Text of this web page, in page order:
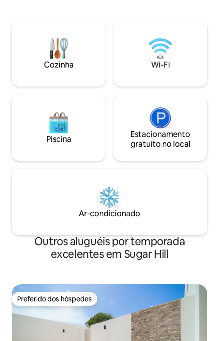
por dia, 7 dias por semana, etc. Nossa
casa acomoda 6 pessoas e uma casa de
campo independente separada
acomoda 2 pessoas - veja as condições
restaurantes e compras isentas de
restaurantes,
Holetown
ou amigos que
conveniência e
Cozinha Wi-Fi
Piscina
Estacionamento
gratuito no local
Ar-condicionado
Outros aluguéis por temporada
excelentes em Sugar Hill
Preferido dos hóspedes
Preferido dos hóspedes